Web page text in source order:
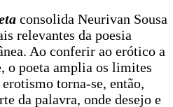
consolida Neurivan Sousa
relevantes da poesia
Ao conferir ao erótico a
o poeta amplia os limites
torna-se, então,
da palavra, onde desejo e